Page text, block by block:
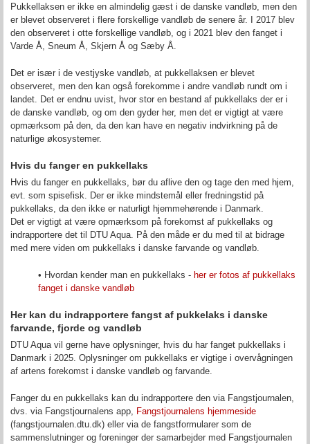
Pukkellaksen er ikke en almindelig gæst i de danske vandløb, men den
er blevet observeret i flere forskellige vandløb de senere år. I 2017 blev
den observeret i otte forskellige vandløb, og i 2021 blev den fanget i
Varde Å, Sneum Å, Skjern Å og Sæby Å.
Det er især i de vestjyske vandløb, at pukkellaksen er blevet
observeret, men den kan også forekomme i andre vandløb rundt om i
landet. Det er endnu uvist, hvor stor en bestand af pukkellaks der er i
de danske vandløb, og om den gyder her, men det er vigtigt at være
opmærksom på den, da den kan have en negativ indvirkning på de
naturlige økosystemer.
Hvis du fanger en pukkellaks
Hvis du fanger en pukkellaks, bør du aflive den og tage den med hjem,
evt. som spisefisk. Der er ikke mindstemål eller fredningstid på
pukkellaks, da den ikke er naturligt hjemmehørende i Danmark.
Det er vigtigt at være opmærksom på forekomst af pukkellaks og
indrapportere det til DTU Aqua. På den måde er du med til at bidrage
med mere viden om pukkellaks i danske farvande og vandløb.
• Hvordan kender man en pukkellaks - her er fotos af pukkellaks
fanget i danske vandløb
Her kan du indrapportere fangst af pukkelaks i danske
farvande, fjorde og vandløb
DTU Aqua vil gerne have oplysninger, hvis du har fanget pukkellaks i
Danmark i 2025. Oplysninger om pukkellaks er vigtige i overvågningen
af artens forekomst i danske vandløb og farvande.
Fanger du en pukkellaks kan du indrapportere den via Fangstjournalen,
dvs. via Fangstjournalens app, Fangstjournalens hjemmeside
(fangstjournalen.dtu.dk) eller via de fangstformularer som de
sammenslutninger og foreninger der samarbejder med Fangstjournalen